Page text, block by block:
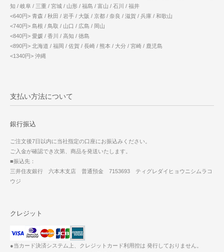
知 / 岐阜 / 三重 / 宮城 / 山形 / 福島 / 富山 / 石川 / 福井
<640円> 青森 / 秋田 / 岩手 / 大阪 / 京都 / 奈良 / 滋賀 / 兵庫 / 和歌山
<740円> 島根 / 鳥取 / 山口 / 広島 / 岡山
<840円> 愛媛 / 香川 / 高知 / 徳島
<890円> 北海道 / 福岡 / 佐賀 / 長崎 / 熊本 / 大分 / 宮崎 / 鹿児島
<1340円> 沖縄
支払い方法について
銀行振込
ご注文後7日以内に当社指定の口座にお振込みください。
ご入金が確認でき次第、商品を発送いたします。
■振込先：
三井住友銀行 六本木支店 普通預金 7153693 ティグレダイヒョウニシムラコ
ウジ
クレジット
●当カード決済システム上、クレジットカード利用控は 発行しておりません。